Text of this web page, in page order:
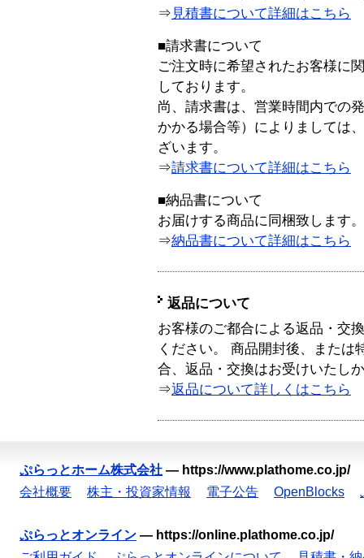
⇒ 見積書について詳細はこちら
■請求書について
ご注文時に希望されたお客様に
しております。
尚、請求書は、営業時間内での
かかる場合等）によりましては
ざいます。
⇒請求書について詳細はこちら
■納品書について
お届けする商品に同梱致します。
⇒納品書について詳細はこちら
返品について
お客様のご都合による返品・交
ください。 商品開封後、または
合、返品・交換はお受けいたし
⇒返品について詳しくはこちら
ぷらっとホーム株式会社 — https://www.plathome.co.jp/
会社概要
株主・投資家情報 電子公告 OpenBlocks
ぷらっとオンライン — https://online.plathome.co.jp/